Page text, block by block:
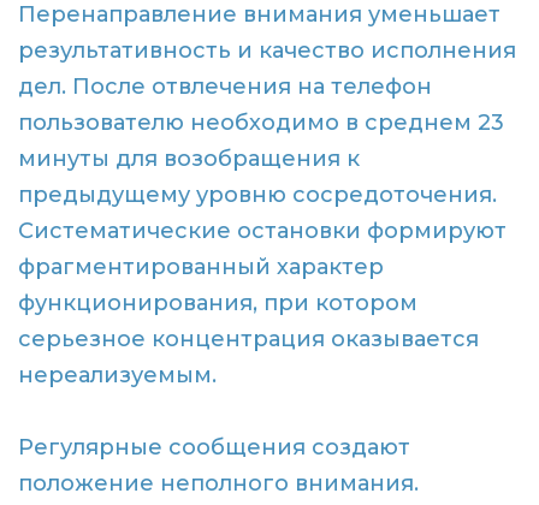
Перенаправление внимания уменьшает
результативность и качество исполнения
дел. После отвлечения на телефон
пользователю необходимо в среднем 23
минуты для возобращения к
предыдущему уровню сосредоточения.
Систематические остановки формируют
фрагментированный характер
функционирования, при котором
серьезное концентрация оказывается
нереализуемым.
Регулярные сообщения создают
положение неполного внимания.